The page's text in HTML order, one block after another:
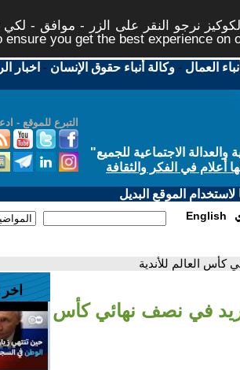
نرجو النقر على الزر - موافق - لكي
you get the best experience on
العمال -وكالة أنباء حقوق الإنسان - اخبار
التبرع للموقع -
الاجتماعية للجميع"
أعلام في الفكر والثقافة
الموقع البديل
English
العالم للأندية
في نصف نهائي كأس
اخر